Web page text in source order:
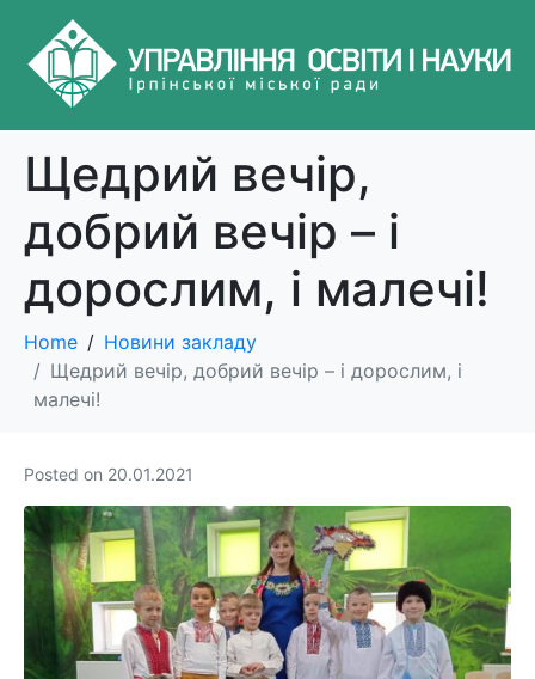
Щедрий вечір,
добрий вечір – і
дорослим, і малечі!
Home
Новини закладу
Щедрий вечір, добрий вечір – і дорослим, і
малечі!
Posted on 20.01.2021